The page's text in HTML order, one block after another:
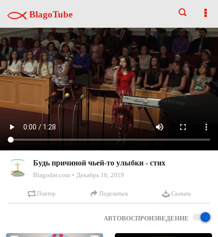
BlagoTube
Будь причиной чьей-то улыбки - стих
Blagodat.com Декабрь 16, 2019
Повтор Поделиться Скачать
АВТОВОСПРОИЗВЕДЕНИЕ